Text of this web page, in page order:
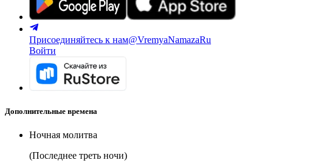
Присоединяйтесь к нам@VremyaNamazaRu
Войти
Дополнительные времена
Ночная молитва
(Последнее треть ночи)